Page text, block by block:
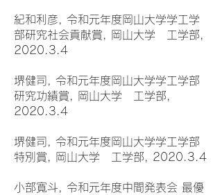
紀和利彦, 令和元年度岡山大学学工学
部研究社会貢献賞, 岡山大学 工学部,
2020.3.4
堺健司, 令和元年度岡山大学学工学部
研究功績賞, 岡山大学 工学部,
2020.3.4
堺健司, 令和元年度岡山大学学工学部
特別賞, 岡山大学 工学部, 2020.3.4
小部寛斗, 令和元年度中間発表会 最優